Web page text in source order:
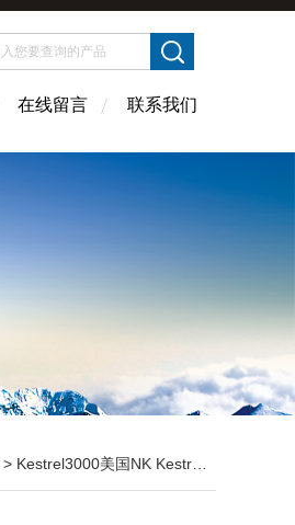
在线留言 联系我们
> Kestrel3000美国NK Kestrel3000风速计